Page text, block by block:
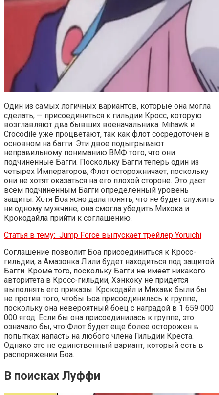
Один из самых логичных вариантов, которые она могла
сделать, — присоединиться к гильдии Кросс, которую
возглавляют два бывших военачальника. Mihawk и
Crocodile уже процветают, так как флот сосредоточен в
основном на багги. Эти двое подыгрывают
неправильному пониманию ВМФ того, что они
подчиненные Багги. Поскольку Багги теперь один из
четырех Императоров, Флот осторожничает, поскольку
они не хотят оказаться на его плохой стороне. Это дает
всем подчиненным Багги определенный уровень
защиты. Хотя Боа ясно дала понять, что не будет служить
ни одному мужчине, она смогла убедить Михока и
Крокодайла прийти к соглашению.
Статья в тему: Jump Force выпускает трейлер Yoruichi
Соглашение позволит Боа присоединиться к Кросс-
гильдии, а Амазонка Лили будет находиться под защитой
Багги. Кроме того, поскольку Багги не имеет никакого
авторитета в Кросс-гильдии, Хэнкоку не придется
выполнять его приказы. Крокодайл и Михавк были бы
не против того, чтобы Боа присоединилась к группе,
поскольку она невероятный боец ​​с наградой в 1 659 000
000 ягод. Если бы она присоединилась к группе, это
означало бы, что Флот будет еще более осторожен в
попытках напасть на любого члена Гильдии Креста.
Однако это не единственный вариант, который есть в
распоряжении Боа.
В поисках Луффи